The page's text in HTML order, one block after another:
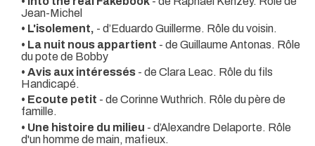
Jean-Michel
• L'isolement, - d’Eduardo Guillerme. Rôle du voisin.
• La nuit nous appartient - de Guillaume Antonas. Rôle
du pote de Bobby
• Avis aux intéressés - de Clara Leac. Rôle du fils
Handicapé.
• Ecoute petit - de Corinne Wuthrich. Rôle du père de
famille.
• Une histoire du milieu - d’Alexandre Delaporte. Rôle
d'un homme de main, mafieux.